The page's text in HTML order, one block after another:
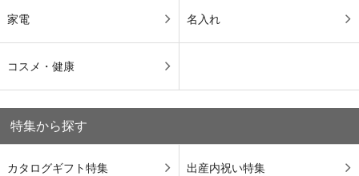
家電 名入れ
コスメ・健康
特集から探す
カタログギフト特集 出産内祝い特集